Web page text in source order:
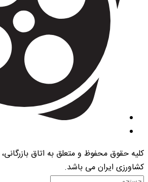
کلیه حقوق محفوظ و متعلق به اتاق
کشاورزی ایران می باشد.